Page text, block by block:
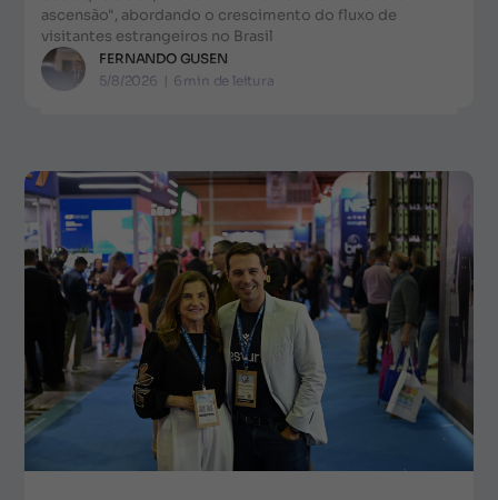
ascensão", abordando o crescimento do fluxo de
visitantes estrangeiros no Brasil
FERNANDO GUSEN
5/8/2026 | 6 min de leitura